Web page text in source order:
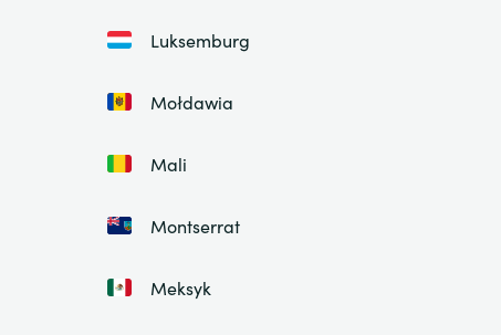
Luksemburg
Mołdawia
Mali
Montserrat
Meksyk